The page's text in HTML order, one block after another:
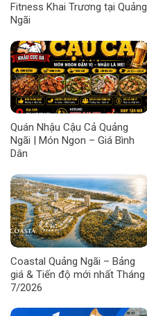
Fitness Khai Trương tại Quảng
Ngãi
Quán Nhậu Cậu Cả Quảng
Ngãi | Món Ngon – Giá Bình
Dân
Coastal Quảng Ngãi – Bảng
giá & Tiến độ mới nhất Tháng
7/2026